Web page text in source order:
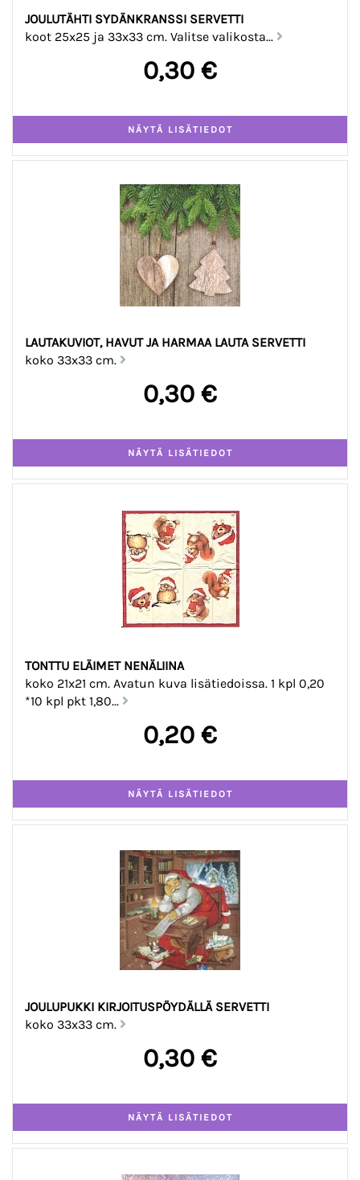
JOULUTÄHTI SYDÄNKRANSSI SERVETTI
koot 25x25 ja 33x33 cm. Valitse valikosta...
0,30 €
LAUTAKUVIOT, HAVUT JA HARMAA LAUTA SERVETTI
koko 33x33 cm.
0,30 €
TONTTU ELÄIMET NENÄLIINA
koko 21x21 cm. Avatun kuva lisätiedoissa. 1 kpl 0,20
*10 kpl pkt 1,80...
0,20 €
JOULUPUKKI KIRJOITUSPÖYDÄLLÄ SERVETTI
koko 33x33 cm.
0,30 €